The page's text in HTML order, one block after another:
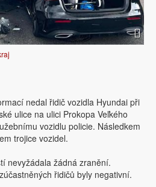
nedal řidič vozidla Hyundai při
ulice na ulici Prokopa Veľkého
vozidlu policie. Následkem
trojice vozidel.
nevyžádala žádná zranění.
řidičů byly negativní.